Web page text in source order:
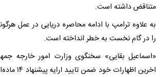
متناقض داشته است.
به علاوه ترامپ با ادامه محاصره دریایی در عمل
را در گام نخست به خطر انداخته است.
«اسماعیل بقایی» سخنگوی وزارت امور خارجه
اخرین